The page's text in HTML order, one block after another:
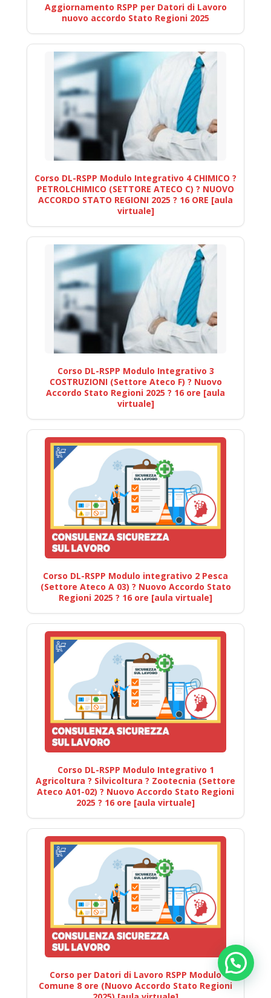
Aggiornamento RSPP per Datori di Lavoro
nuovo accordo Stato Regioni 2025
Corso DL-RSPP Modulo Integrativo 4 CHIMICO ?
PETROLCHIMICO (SETTORE ATECO C) ? NUOVO
ACCORDO STATO REGIONI 2025 ? 16 ORE [aula
virtuale]
Corso DL-RSPP Modulo Integrativo 3
COSTRUZIONI (Settore Ateco F) ? Nuovo
Accordo Stato Regioni 2025 ? 16 ore [aula
virtuale]
Corso DL-RSPP Modulo integrativo 2 Pesca
(Settore Ateco A 03) ? Nuovo Accordo Stato
Regioni 2025 ? 16 ore [aula virtuale]
Corso DL-RSPP Modulo Integrativo 1
Agricoltura ? Silvicoltura ? Zootecnia (Settore
Ateco A01-02) ? Nuovo Accordo Stato Regioni
2025 ? 16 ore [aula virtuale]
Corso per Datori di Lavoro RSPP Modulo
Comune 8 ore (Nuovo Accordo Stato Regioni